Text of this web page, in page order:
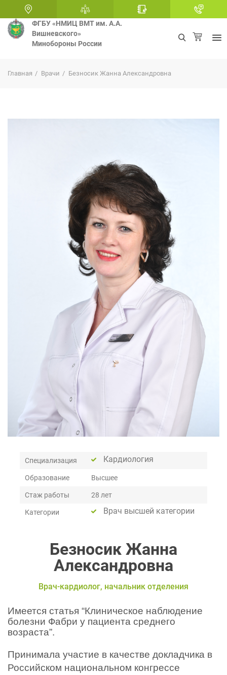
ФГБУ «НМИЦ ВМТ им. А.А.
Вишневского»
Минобороны России
Главная Врачи Безносик Жанна Александровна
Специализация Кардиология
Образование Высшее
Стаж работы 28 лет
Категории Врач высшей категории
Безносик Жанна
Александровна
Врач-кардиолог, начальник отделения
Имеется статья “Клиническое наблюдение
болезни Фабри у пациента среднего
возраста”.
Принимала участие в качестве докладчика в
Российском национальном конгрессе